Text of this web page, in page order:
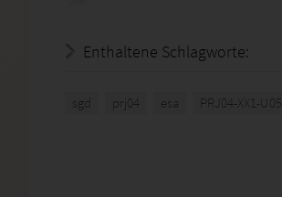
Enthaltene Schlagworte:
sgd prj04 esa PRJ04-XX1-U05